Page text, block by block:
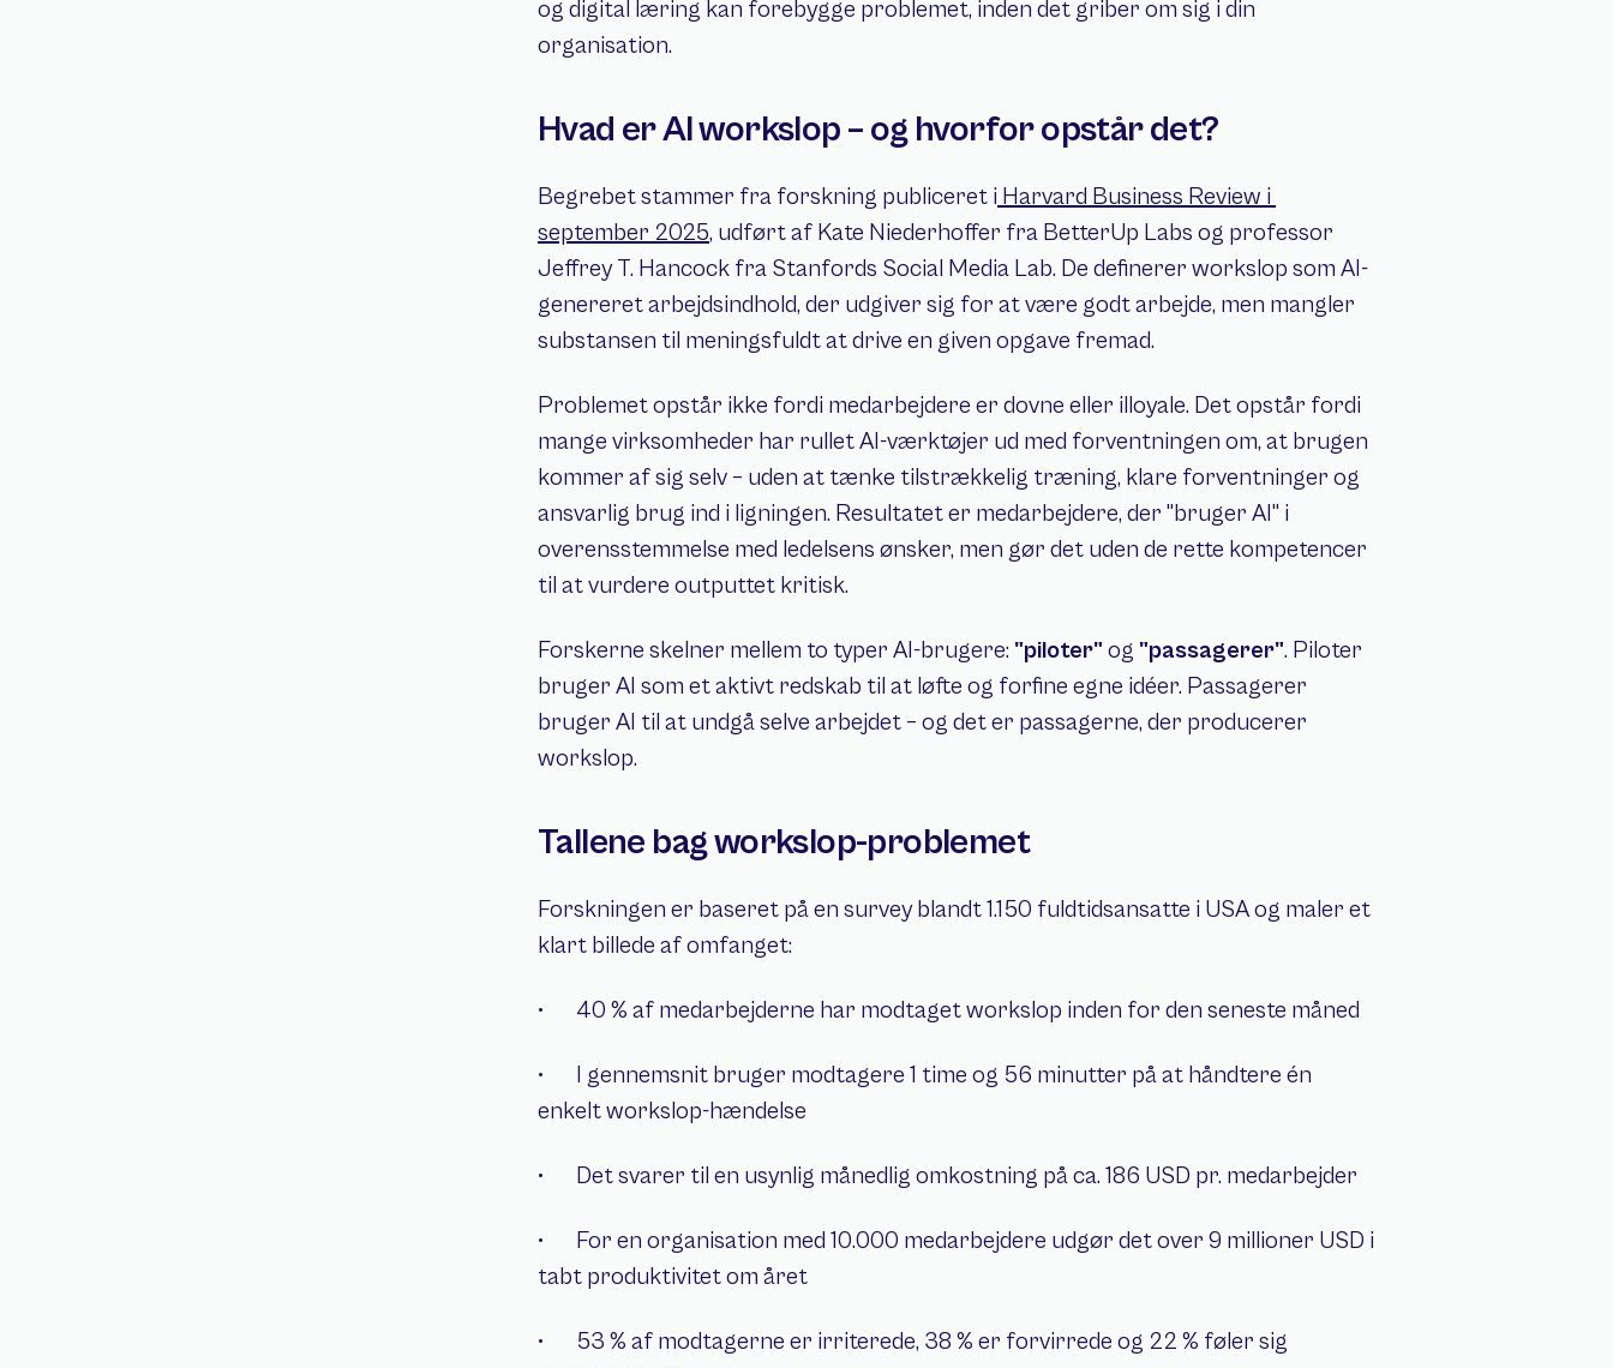
og digital læring kan forebygge problemet, inden det griber om sig i din
organisation.
Hvad er AI workslop – og hvorfor opstår det?
Begrebet stammer fra forskning publiceret i Harvard Business Review i
september 2025, udført af Kate Niederhoffer fra BetterUp Labs og professor
Jeffrey T. Hancock fra Stanfords Social Media Lab. De definerer workslop som AI-
genereret arbejdsindhold, der udgiver sig for at være godt arbejde, men mangler
substansen til meningsfuldt at drive en given opgave fremad.
Problemet opstår ikke fordi medarbejdere er dovne eller illoyale. Det opstår fordi
mange virksomheder har rullet AI-værktøjer ud med forventningen om, at brugen
kommer af sig selv – uden at tænke tilstrækkelig træning, klare forventninger og
ansvarlig brug ind i ligningen. Resultatet er medarbejdere, der "bruger AI" i
overensstemmelse med ledelsens ønsker, men gør det uden de rette kompetencer
til at vurdere outputtet kritisk.
Forskerne skelner mellem to typer AI-brugere: "piloter" og "passagerer". Piloter
bruger AI som et aktivt redskab til at løfte og forfine egne idéer. Passagerer
bruger AI til at undgå selve arbejdet – og det er passagerne, der producerer
workslop.
Tallene bag workslop-problemet
Forskningen er baseret på en survey blandt 1.150 fuldtidsansatte i USA og maler et
klart billede af omfanget:
•   	40 % af medarbejderne har modtaget workslop inden for den seneste måned
•   	I gennemsnit bruger modtagere 1 time og 56 minutter på at håndtere én
enkelt workslop-hændelse
•   	Det svarer til en usynlig månedlig omkostning på ca. 186 USD pr. medarbejder
•   	For en organisation med 10.000 medarbejdere udgør det over 9 millioner USD i
tabt produktivitet om året
•   	53 % af modtagerne er irriterede, 38 % er forvirrede og 22 % føler sig